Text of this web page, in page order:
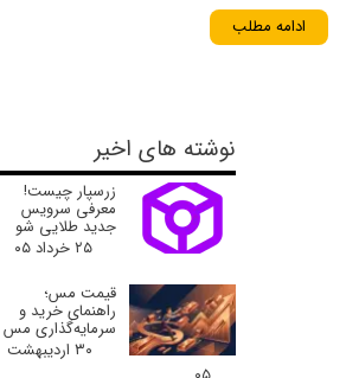
ادامه مطلب
نوشته های اخیر
زرسپار چیست!
معرفی سرویس
جدید طلایی شو
۲۵ خرداد ۰۵
قیمت مس؛
راهنمای خرید و
سرمایه‌گذاری مس
۳۰ اردیبهشت